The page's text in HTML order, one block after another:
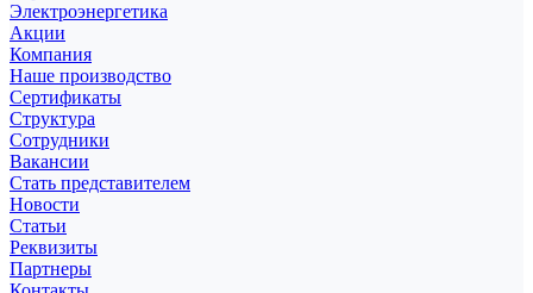
Электроэнергетика
Акции
Компания
Наше производство
Сертификаты
Структура
Сотрудники
Вакансии
Стать представителем
Новости
Статьи
Реквизиты
Партнеры